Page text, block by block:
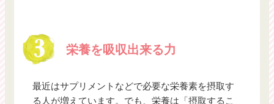
栄養を吸収出来る力
最近はサプリメントなどで必要な栄養素を摂取す
る人が増えています。でも、栄養は「摂取するこ